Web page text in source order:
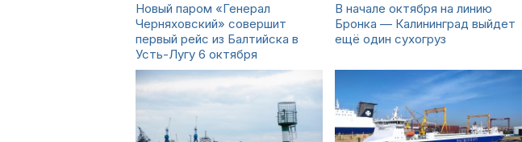
Новый паром «Генерал
Черняховский» совершит
первый рейс из Балтийска в
Усть-Лугу 6 октября
В начале октября на линию
Бронка — Калининград выйдет
ещё один сухогруз